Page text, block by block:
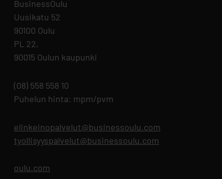
BusinessOulu
Uusikatu 52
90100 Oulu
PL 22,
90015 Oulun kaupunki
(08) 558 558 10
Puhelun hinta: mpm/pvm
elinkeinopalvelut@businessoulu.com
tyollisyyspalvelut@businessoulu.com
oulu.com